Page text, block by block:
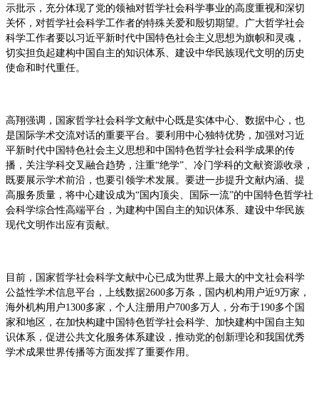
示批示，充分体现了党的领袖对哲学社会科学事业的高度重视和深切
关怀，对哲学社会科学工作者的特殊关爱和殷切期望。广大哲学社会
科学工作者要以习近平新时代中国特色社会主义思想为旗帜和灵魂，
切实担负起建构中国自主的知识体系、建设中华民族现代文明的历史
使命和时代重任。
高翔强调，国家哲学社会科学文献中心既是实体中心、数据中心，也
是国际学术交流对话的重要平台。要利用中心独特优势，加强对习近
平新时代中国特色社会主义思想和中国特色哲学社会科学成果的传
播，关注学科交叉融合趋势，注重“绝学”、冷门学科的文献资源收录，
既要展示学术前沿，也要引领学术发展。要进一步提升文献内涵、提
高服务质量，将中心建设成为“国内顶尖、国际一流”的中国特色哲学社
会科学综合性高端平台，为建构中国自主的知识体系、建设中华民族
现代文明作出应有贡献。
目前，国家哲学社会科学文献中心已成为世界上最大的中文社会科学
公益性学术信息平台，上线数据2600多万条，国内机构用户近9万家，
海外机构用户1300多家，个人注册用户700多万人，分布于190多个国
家和地区，在加快构建中国特色哲学社会科学、加快建构中国自主知
识体系，促进公共文化服务体系建设，推动党的创新理论和我国优秀
学术成果世界传播等方面发挥了重要作用。